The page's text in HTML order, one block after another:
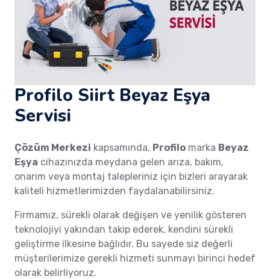
Profilo Siirt Beyaz Eşya
Servisi
Çözüm Merkezi kapsamında, Profilo marka Beyaz
Eşya cihazınızda meydana gelen arıza, bakım,
onarım veya montaj talepleriniz için bizleri arayarak
kaliteli hizmetlerimizden faydalanabilirsiniz.
Firmamız, sürekli olarak değişen ve yenilik gösteren
teknolojiyi yakından takip ederek, kendini sürekli
geliştirme ilkesine bağlıdır. Bu sayede siz değerli
müşterilerimize gerekli hizmeti sunmayı birinci hedef
olarak belirliyoruz.